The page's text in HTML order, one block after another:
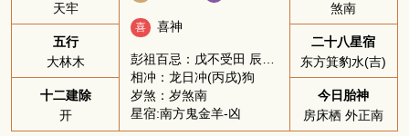
天牢
五行
大林木
十二建除
开
喜 喜神
彭祖百忌：戊不受田 辰不哭泣
相冲：龙日冲(丙戌)狗
岁煞：岁煞南
星宿:南方鬼金羊-凶
煞南
二十八星宿
东方箕豹水(吉)
今日胎神
房床栖 外正南